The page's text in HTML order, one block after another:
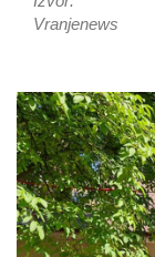
Vranjenews